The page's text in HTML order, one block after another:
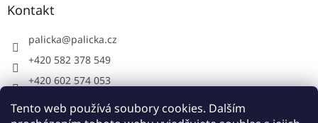
Tento web používá soubory cookies. Dalším
Kontakt
palicka@palicka.cz
+420 582 378 549
+420 602 574 053
Palička s.r.o. - pracovní oděvy